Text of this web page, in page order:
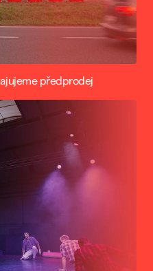
předprodej